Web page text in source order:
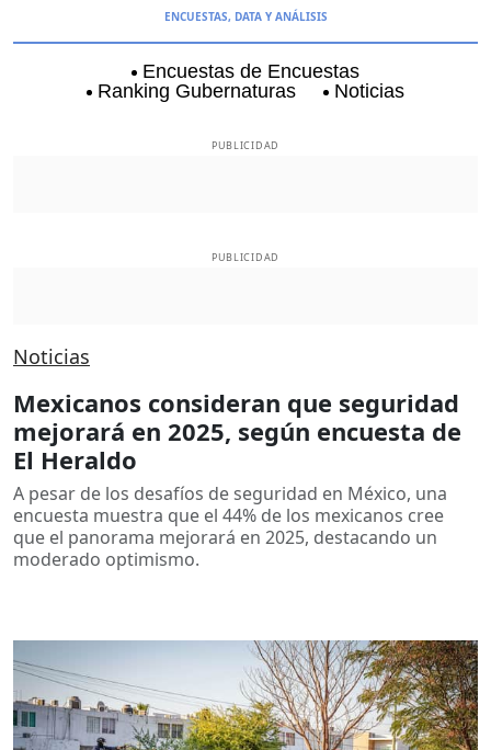
ENCUESTAS, DATA Y ANÁLISIS
Encuestas de Encuestas
Ranking Gubernaturas
Noticias
PUBLICIDAD
PUBLICIDAD
Noticias
Mexicanos consideran que seguridad
mejorará en 2025, según encuesta de
El Heraldo
A pesar de los desafíos de seguridad en México, una
encuesta muestra que el 44% de los mexicanos cree
que el panorama mejorará en 2025, destacando un
moderado optimismo.